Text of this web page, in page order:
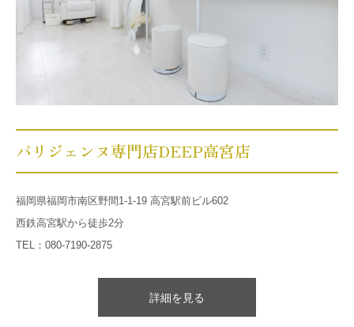
パリジェンヌ専門店DEEP高宮店
福岡県福岡市南区野間1-1-19 高宮駅前ビル602
西鉄高宮駅から徒歩2分
TEL：080-7190-2875
詳細を見る